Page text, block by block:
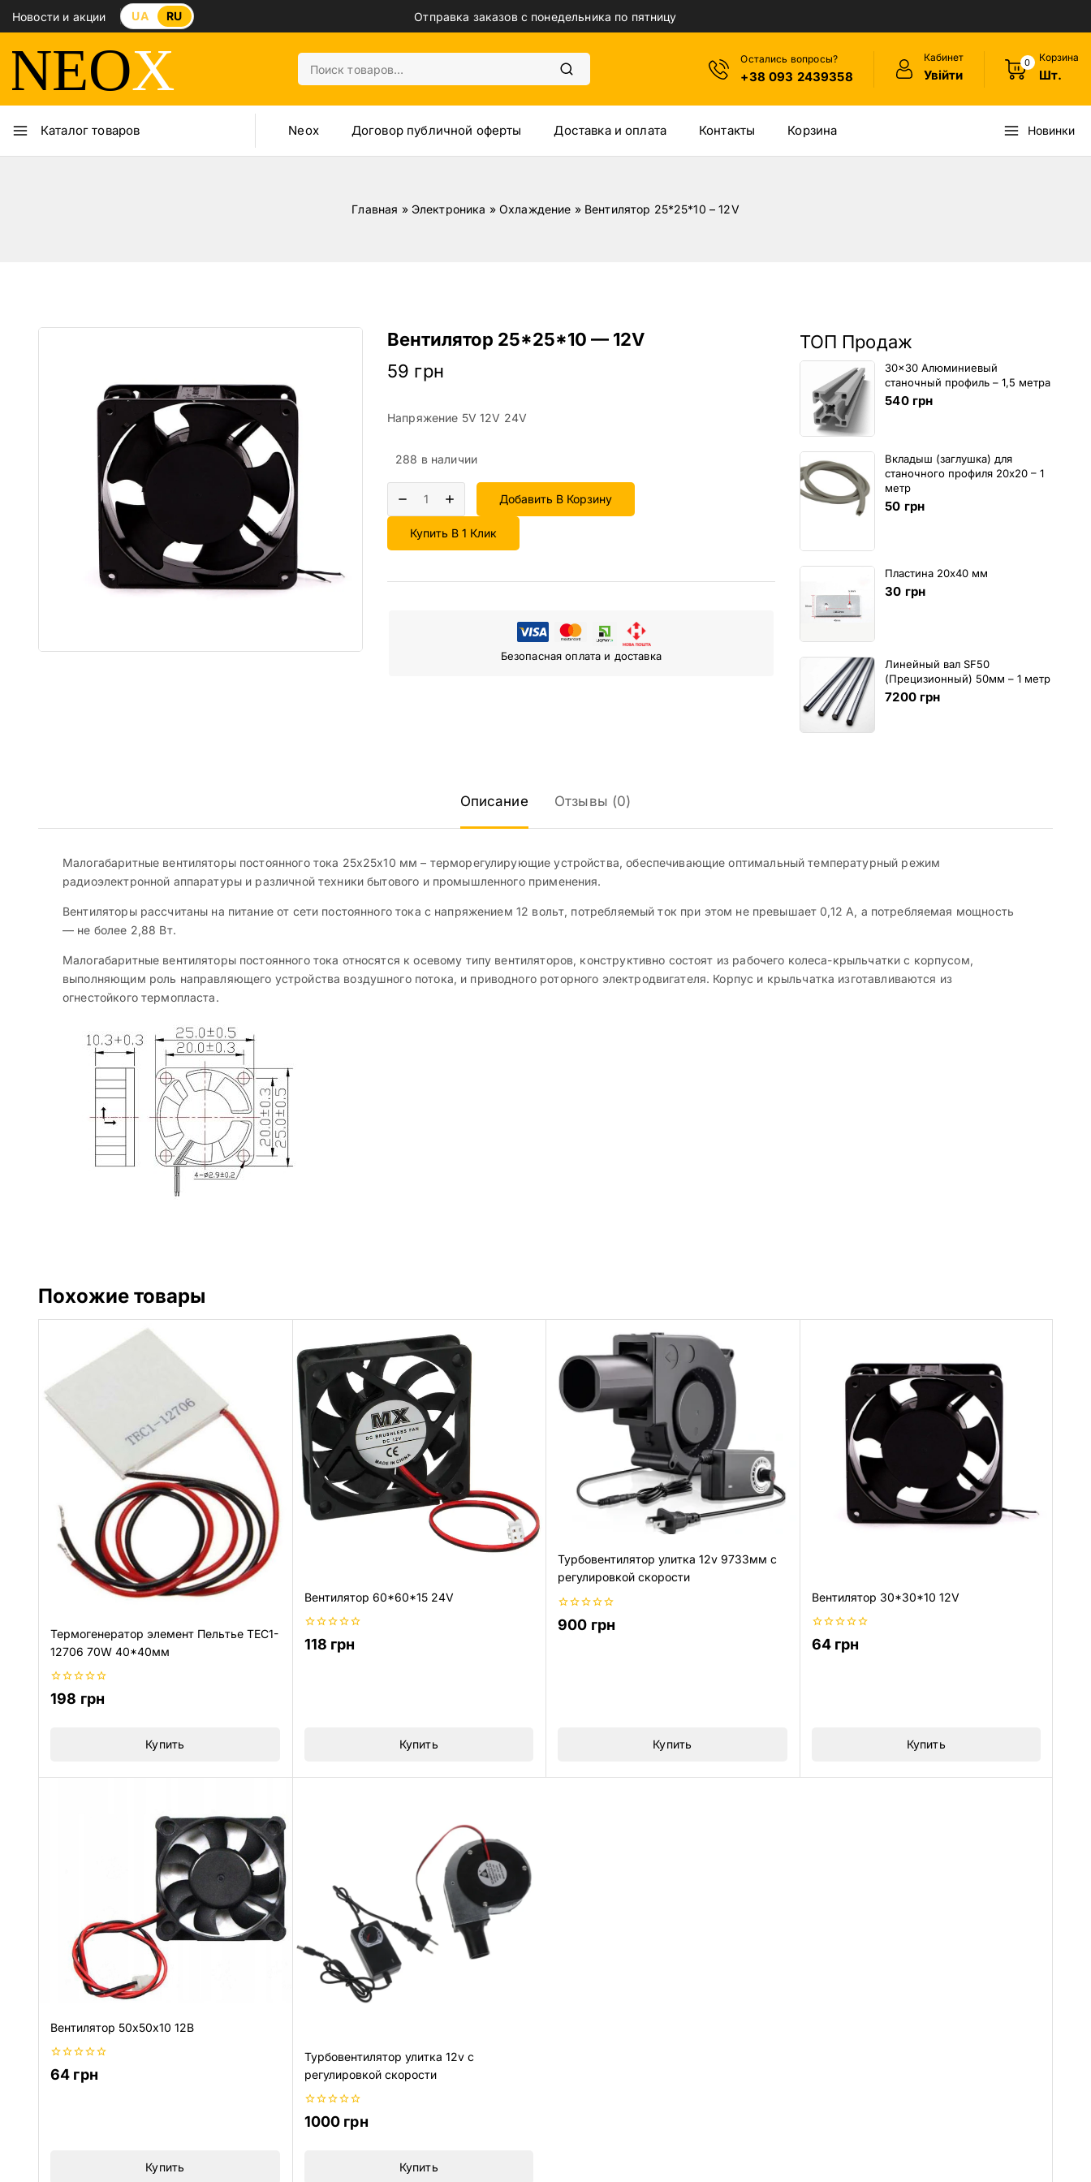
Новости и акции UA RU Отправка заказов с понедельника по пятницу
Остались вопросы?
+38 093 2439358
Кабинет
Увійти
0 Корзина
Шт.
Каталог товаров Neox Договор публичной оферты Доставка и оплата Контакты Корзина Новинки
Главная » Электроника » Охлаждение » Вентилятор 25*25*10 – 12V
ТОП Продаж
30x30 Алюминиевый
станочный профиль – 1,5 метра
540 грн
Вкладыш (заглушка) для
станочного профиля 20х20 – 1
метр
50 грн
Пластина 20х40 мм
30 грн
Линейный вал SF50
(Прецизионный) 50мм – 1 метр
7200 грн
Вентилятор 25*25*10 — 12V
59 грн
Напряжение 5V 12V 24V
288 в наличии
Добавить В Корзину
Купить В 1 Клик
Безопасная оплата и доставка
Описание Отзывы (0)
Малогабаритные вентиляторы постоянного тока 25х25х10 мм – терморегулирующие устройства, обеспечивающие оптимальный температурный режим
радиоэлектронной аппаратуры и различной техники бытового и промышленного применения.
Вентиляторы рассчитаны на питание от сети постоянного тока с напряжением 12 вольт, потребляемый ток при этом не превышает 0,12 А, а потребляемая мощность
— не более 2,88 Вт.
Малогабаритные вентиляторы постоянного тока относятся к осевому типу вентиляторов, конструктивно состоят из рабочего колеса-крыльчатки с корпусом,
выполняющим роль направляющего устройства воздушного потока, и приводного роторного электродвигателя. Корпус и крыльчатка изготавливаются из
огнестойкого термопласта.
Похожие товары
Термогенератор элемент Пельтье TEC1-
12706 70W 40*40мм
0
из
198 грн
Купить
Вентилятор 60*60*15 24V
0
из
118 грн
Купить
Турбовентилятор улитка 12v 9733мм с
регулировкой скорости
0
из
900 грн
Купить
Вентилятор 30*30*10 12V
0
из
64 грн
Купить
Вентилятор 50х50х10 12В
0
из
64 грн
Купить
Турбовентилятор улитка 12v с
регулировкой скорости
0
из
1000 грн
Купить